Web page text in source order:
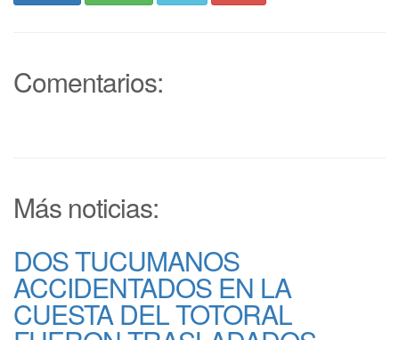
Comentarios:
Más noticias:
DOS TUCUMANOS
ACCIDENTADOS EN LA
CUESTA DEL TOTORAL